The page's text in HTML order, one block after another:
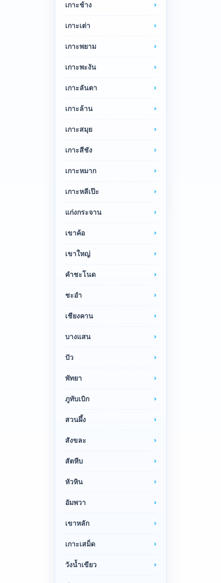
เกาะช้าง
เกาะเต่า
เกาะพยาม
เกาะพะงัน
เกาะลันตา
เกาะล้าน
เกาะสมุย
เกาะสีชัง
เกาะหมาก
เกาะหลีเป๊ะ
แก่งกระจาน
เขาค้อ
เขาใหญ่
คำชะโนด
ชะอำ
เชียงคาน
บางแสน
ปัว
พัทยา
ภูทับเบิก
สวนผึ้ง
สังขละ
สัตหีบ
หัวหิน
อัมพวา
เขาหลัก
เกาะเสม็ด
วังน้ำเขียว